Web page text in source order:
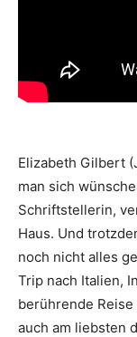
Elizabeth Gilbert
man sich
Schriftstellerin,
Haus. Und
noch nicht alles
Trip nach Italien,
berührende
auch am liebsten